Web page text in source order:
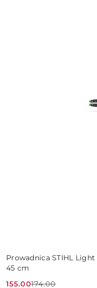
Prowadnica STIHL Light
45 cm
155.00174.00